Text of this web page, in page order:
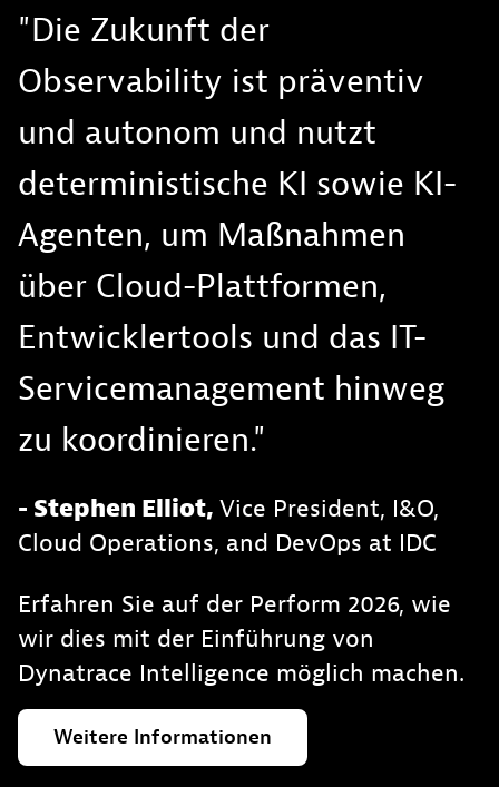
"Die Zukunft der
Observability ist präventiv
und autonom und nutzt
deterministische KI sowie KI-
Agenten, um Maßnahmen
über Cloud-Plattformen,
Entwicklertools und das IT-
Servicemanagement hinweg
zu koordinieren."
- Stephen Elliot, Vice President, I&O,
Cloud Operations, and DevOps at IDC
Erfahren Sie auf der Perform 2026, wie
wir dies mit der Einführung von
Dynatrace Intelligence möglich machen.
Weitere Informationen